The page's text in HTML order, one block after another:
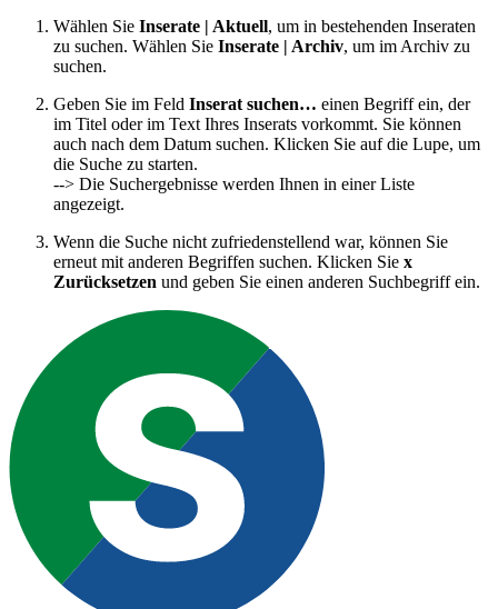
Wählen Sie Inserate | Aktuell, um in bestehenden Inseraten
zu suchen. Wählen Sie Inserate | Archiv, um im Archiv zu
suchen.
Geben Sie im Feld Inserat suchen… einen Begriff ein, der
im Titel oder im Text Ihres Inserats vorkommt. Sie können
auch nach dem Datum suchen. Klicken Sie auf die Lupe, um
die Suche zu starten.
--> Die Suchergebnisse werden Ihnen in einer Liste
angezeigt.
Wenn die Suche nicht zufriedenstellend war, können Sie
erneut mit anderen Begriffen suchen. Klicken Sie x
Zurücksetzen und geben Sie einen anderen Suchbegriff ein.